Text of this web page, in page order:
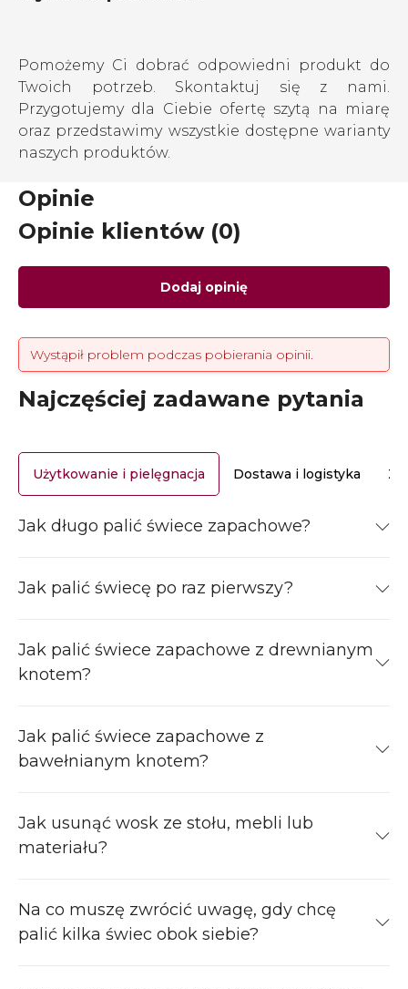
Pomożemy Ci dobrać odpowiedni produkt do
Twoich potrzeb. Skontaktuj się z nami.
Przygotujemy dla Ciebie ofertę szytą na miarę
oraz przedstawimy wszystkie dostępne warianty
naszych produktów.
Opinie
Opinie klientów (0)
Dodaj opinię
Wystąpił problem podczas pobierania opinii.
Najczęściej zadawane pytania
Użytkowanie i pielęgnacja Dostawa i logistyka
Jak długo palić świece zapachowe?
Jak palić świecę po raz pierwszy?
Jak palić świece zapachowe z drewnianym
knotem?
Jak palić świece zapachowe z
bawełnianym knotem?
Jak usunąć wosk ze stołu, mebli lub
materiału?
Na co muszę zwrócić uwagę, gdy chcę
palić kilka świec obok siebie?